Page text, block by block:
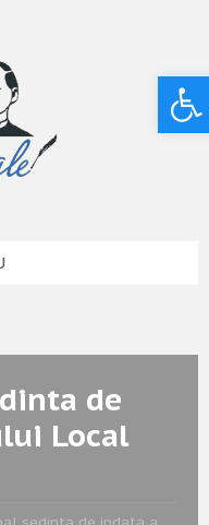
de
Local
Deschide bara de unelte